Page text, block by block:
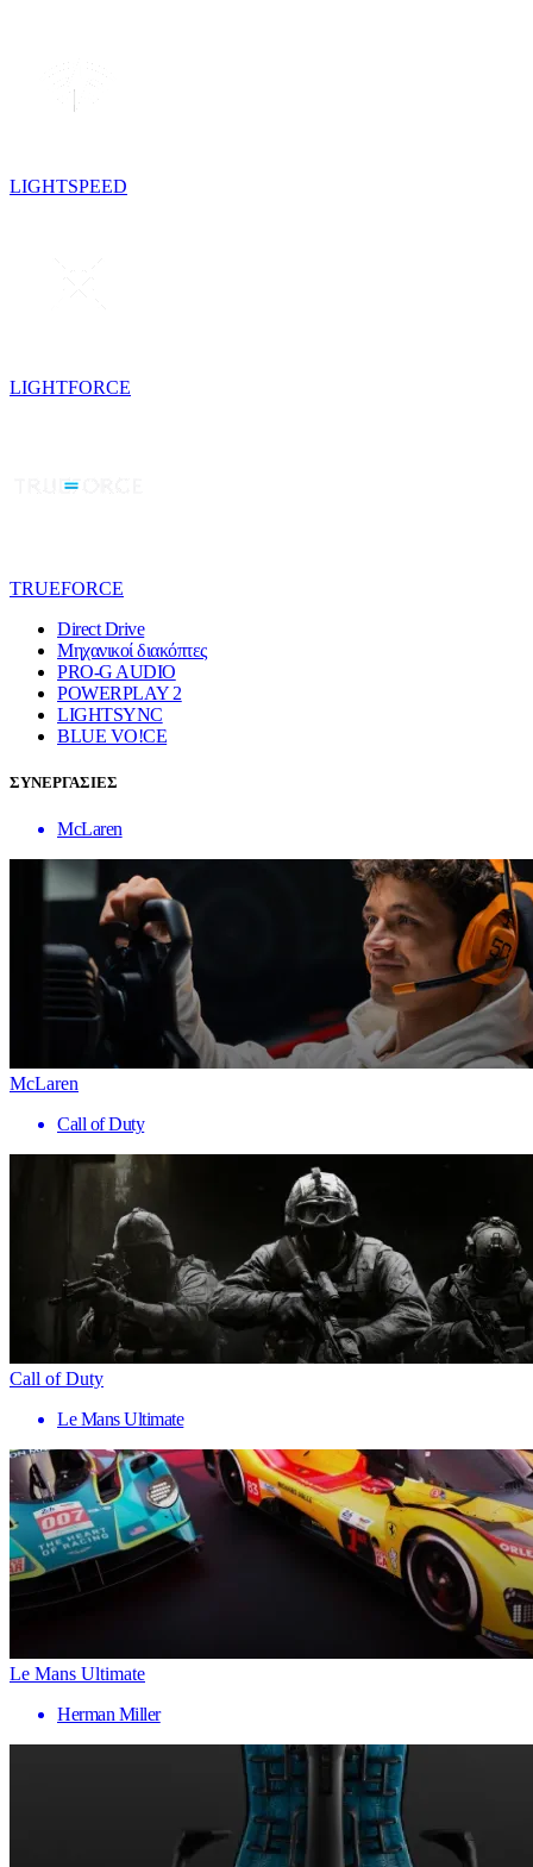
LIGHTSPEED
LIGHTFORCE
TRUEFORCE
Direct Drive
Μηχανικοί διακόπτες
PRO-G AUDIO
POWERPLAY 2
LIGHTSYNC
BLUE VO!CE
ΣΥΝΕΡΓΑΣΙΕΣ
McLaren
McLaren
Call of Duty
Call of Duty
Le Mans Ultimate
Le Mans Ultimate
Herman Miller